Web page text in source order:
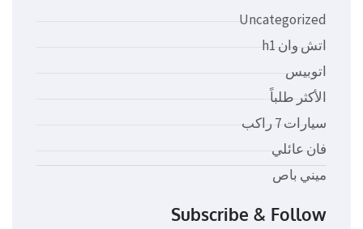
Uncategorized
اتش وان h1
اتوبيس
الأكثر طلباً
سيارات 7 راكب
فان عائلي
ميني باص
Subscribe & Follow